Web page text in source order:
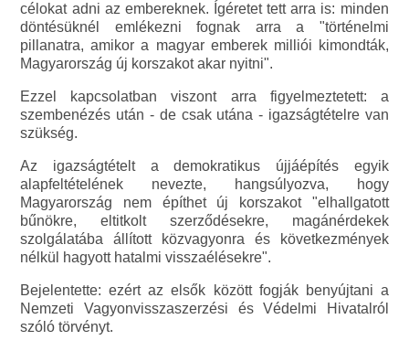
célokat adni az embereknek. Ígéretet tett arra is: minden
döntésüknél emlékezni fognak arra a "történelmi
pillanatra, amikor a magyar emberek milliói kimondták,
Magyarország új korszakot akar nyitni".
Ezzel kapcsolatban viszont arra figyelmeztetett: a
szembenézés után - de csak utána - igazságtételre van
szükség.
Az igazságtételt a demokratikus újjáépítés egyik
alapfeltételének nevezte, hangsúlyozva, hogy
Magyarország nem építhet új korszakot "elhallgatott
bűnökre, eltitkolt szerződésekre, magánérdekek
szolgálatába állított közvagyonra és következmények
nélkül hagyott hatalmi visszaélésekre".
Bejelentette: ezért az elsők között fogják benyújtani a
Nemzeti Vagyonvisszaszerzési és Védelmi Hivatalról
szóló törvényt.